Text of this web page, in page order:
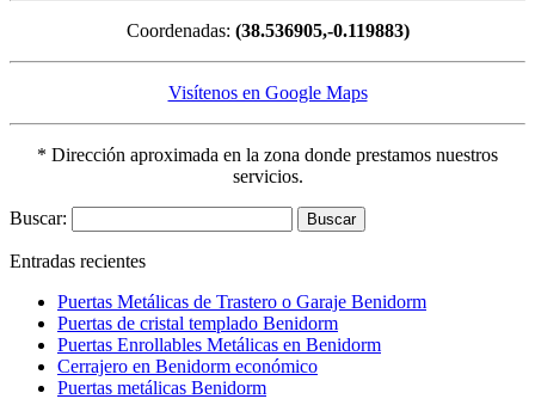
Coordenadas: (38.536905,-0.119883)
Visítenos en Google Maps
* Dirección aproximada en la zona donde prestamos nuestros
servicios.
Buscar:
Entradas recientes
Puertas Metálicas de Trastero o Garaje Benidorm
Puertas de cristal templado Benidorm
Puertas Enrollables Metálicas en Benidorm
Cerrajero en Benidorm económico
Puertas metálicas Benidorm